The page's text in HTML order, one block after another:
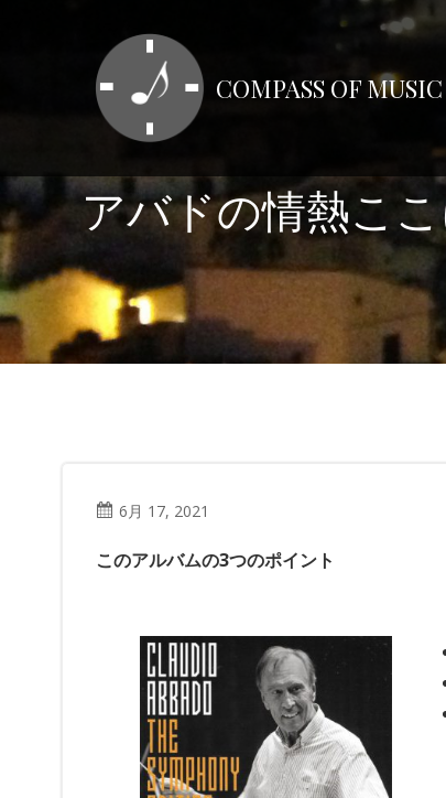
キ
ッ
プ
COMPASS OF MUSIC
アバドの情熱こ
6月 17, 2021
このアルバムの3つのポイント